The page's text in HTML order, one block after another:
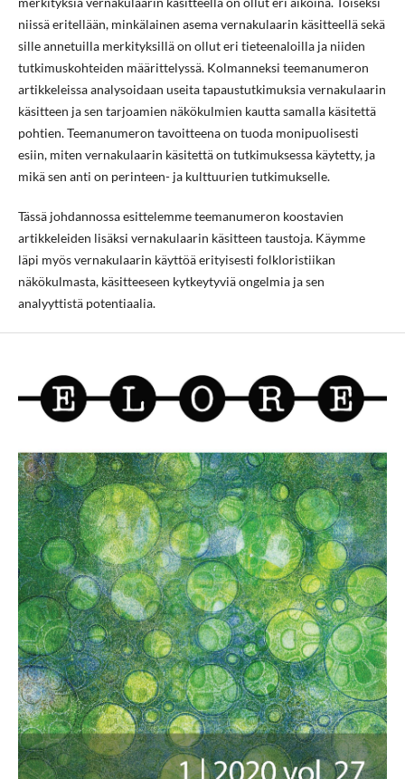
niissä eritellään, minkälainen asema vernakulaarin käsitteellä sekä
sille annetuilla merkityksillä on ollut eri tieteenaloilla ja niiden
tutkimuskohteiden määrittelyssä. Kolmanneksi teemanumeron
artikkeleissa analysoidaan useita tapaustutkimuksia vernakulaarin
käsitteen ja sen tarjoamien näkökulmien kautta samalla käsitettä
pohtien. Teemanumeron tavoitteena on tuoda monipuolisesti
esiin, miten vernakulaarin käsitettä on tutkimuksessa käytetty, ja
mikä sen anti on perinteen- ja kulttuurien tutkimukselle.
Tässä johdannossa esittelemme teemanumeron koostavien
artikkeleiden lisäksi vernakulaarin käsitteen taustoja. Käymme
läpi myös vernakulaarin käyttöä erityisesti folkloristiikan
näkökulmasta, käsitteeseen kytkeytyviä ongelmia ja sen
analyyttistä potentiaalia.